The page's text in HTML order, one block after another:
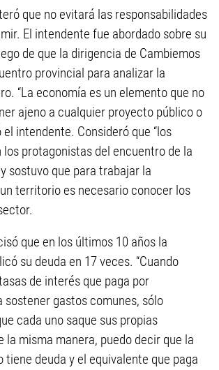
que no evitará las responsabilidades
El intendente fue abordado sobre su
de que la dirigencia de Cambiemos
provincial para analizar la
“La economía es un elemento que no
ajeno a cualquier proyecto público o
el intendente. Consideró que “los
los protagonistas del encuentro de la
sostuvo que para trabajar la
territorio es necesario conocer los
que en los últimos 10 años la
su deuda en 17 veces. “Cuando
de interés que paga por
sostener gastos comunes, sólo
cada uno saque sus propias
la misma manera, puedo decir que la
tiene deuda y el equivalente que paga